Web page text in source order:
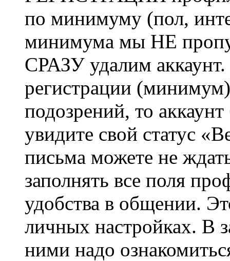
по минимуму (пол,
минимума мы НЕ
СРАЗУ удалим
регистрации
подозрений, то
увидите свой статус
письма можете не
заполнять все поля
удобства в общении.
личных настройках. В
ними надо